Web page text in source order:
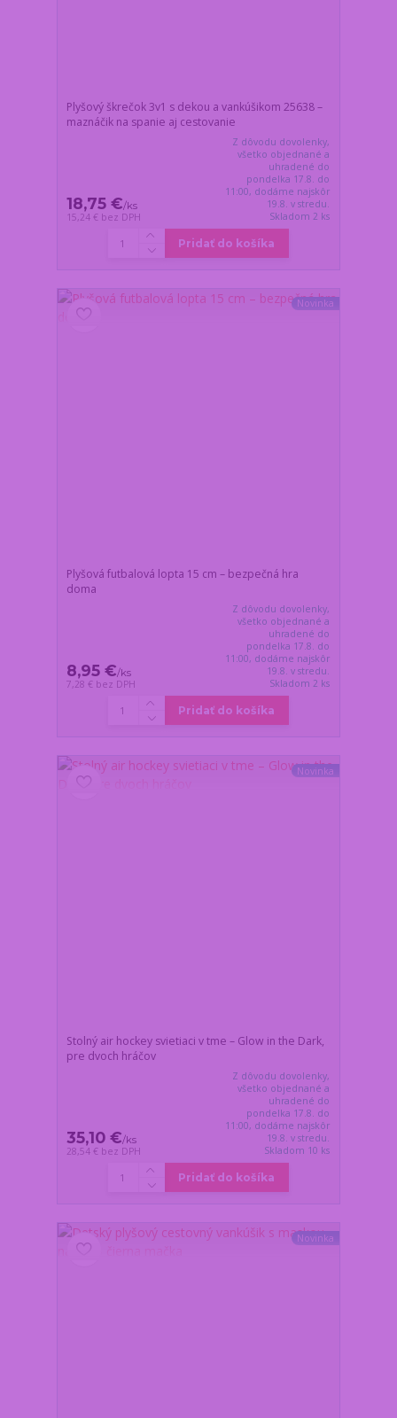
Plyšový škrečok 3v1 s dekou a vankúšikom 25638 –
maznáčik na spanie aj cestovanie
18,75 €/ks
15,24 € bez DPH
Z dôvodu dovolenky,
všetko objednané a
uhradené do
pondelka 17.8. do
11:00, dodáme najskôr
19.8. v stredu.
Skladom 2 ks
Pridať do košíka
Novinka
Plyšová futbalová lopta 15 cm – bezpečná hra
doma
8,95 €/ks
7,28 € bez DPH
Z dôvodu dovolenky,
všetko objednané a
uhradené do
pondelka 17.8. do
11:00, dodáme najskôr
19.8. v stredu.
Skladom 2 ks
Pridať do košíka
Novinka
Stolný air hockey svietiaci v tme – Glow in the Dark,
pre dvoch hráčov
35,10 €/ks
28,54 € bez DPH
Z dôvodu dovolenky,
všetko objednané a
uhradené do
pondelka 17.8. do
11:00, dodáme najskôr
19.8. v stredu.
Skladom 10 ks
Pridať do košíka
Novinka